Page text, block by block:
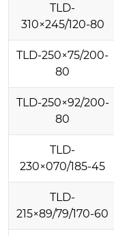
TLD-
310×245/120-80
TLD-250×75/200-
80
TLD-250×92/200-
80
TLD-
230×070/185-45
TLD-
215×89/79/170-60